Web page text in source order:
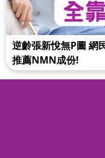
逆齡張新悅無P圖 網
推薦NMN成份!